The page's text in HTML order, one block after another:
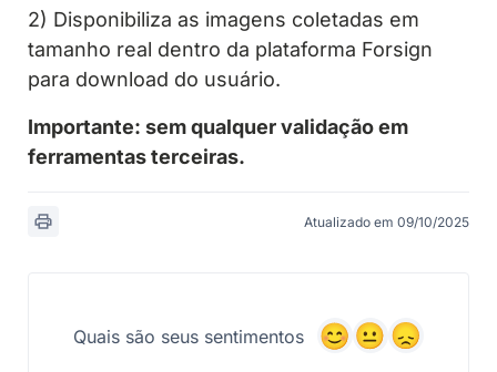
2) Disponibiliza as imagens coletadas em
tamanho real dentro da plataforma Forsign
para download do usuário.
Importante: sem qualquer validação em
ferramentas terceiras.
Atualizado em 09/10/2025
Quais são seus sentimentos